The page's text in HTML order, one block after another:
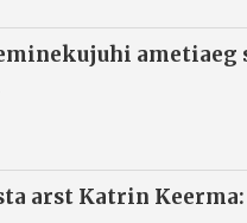
ametiaeg
arst Katrin